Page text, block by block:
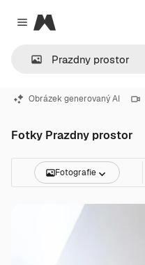
Close menu
Magnific
Obrázek generovaný AI
Fotky Prazdny prostor
Fotografie